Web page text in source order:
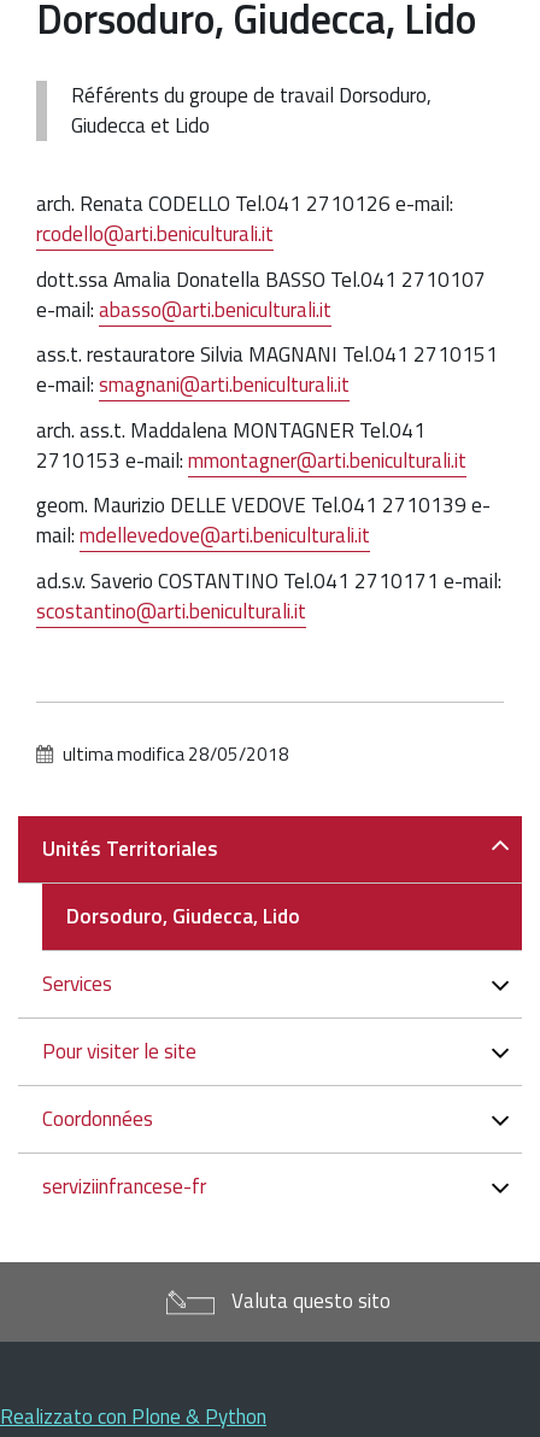
Dorsoduro, Giudecca, Lido
Référents du groupe de travail Dorsoduro,
Giudecca et Lido
arch. Renata CODELLO Tel.041 2710126 e-mail:
rcodello@arti.beniculturali.it
dott.ssa Amalia Donatella BASSO Tel.041 2710107
e-mail:abasso@arti.beniculturali.it
ass.t. restauratore Silvia MAGNANI Tel.041 2710151
e-mail:smagnani@arti.beniculturali.it
arch. ass.t. Maddalena MONTAGNER Tel.041
2710153 e-mail:mmontagner@arti.beniculturali.it
geom. Maurizio DELLE VEDOVE Tel.041 2710139 e-
mail:mdellevedove@arti.beniculturali.it
ad.s.v. Saverio COSTANTINO Tel.041 2710171 e-mail:
scostantino@arti.beniculturali.it
ultima modifica28/05/2018
Navigazione
Unités Territoriales
Dorsoduro, Giudecca, Lido
Services
Pour visiter le site
Coordonnées
serviziinfrancese-fr
Valuta questo sito
Realizzato con Plone & Python